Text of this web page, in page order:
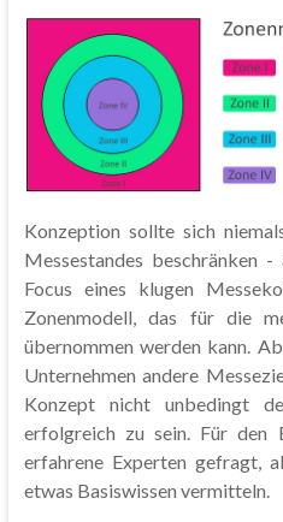
Konzeption sollte sich
Messestandes beschränken
Focus eines klugen
Zonenmodell, das für die
übernommen werden kann.
Unternehmen andere
Konzept nicht unbedingt
erfolgreich zu sein. Für den
erfahrene Experten gefragt,
etwas Basiswissen vermitteln.